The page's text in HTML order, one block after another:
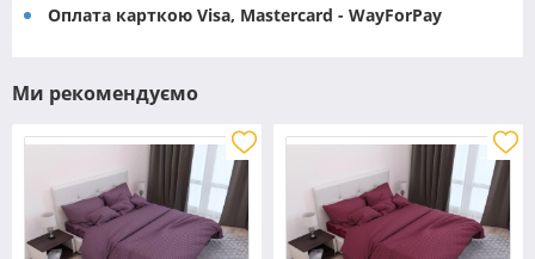
Оплата карткою Visa, Mastercard - WayForPay
Ми рекомендуємо